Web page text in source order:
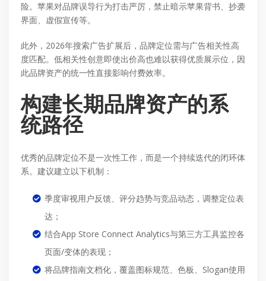
险。苹果对品牌误导行为打击严厉，禁止暗示苹果背书、抄袭
界面、虚假宣传等。
此外，2026年搜索广告扩展后，品牌定位需与广告相关性高
度匹配。低相关性创意即使出价高也难以获得优质展示位，因
此品牌资产的统一性直接影响付费效率。
构建长期品牌资产的系
统路径
优秀的品牌定位不是一次性工作，而是一个持续迭代的闭环体
系。建议建立以下机制：
季度审视用户反馈、评分趋势与竞品动态，调整定位表
达；
结合App Store Connect Analytics与第三方工具监控各
页面/变体的表现；
将品牌指南文档化，覆盖图标规范、色板、Slogan使用